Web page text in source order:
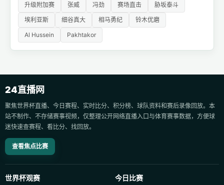
升级附加赛
张威 冯劲 赛场直击
胁坂泰斗
埃利亚斯
细谷真大 相马勇纪
铃木优磨
Al Hussein
Pakhtakor
24直播网
聚焦世界杯直播、今日赛程、实时比分、积分榜、球队资料和赛后录像回放。本
站不制作、不存储赛事视频，仅整理公开网络直播入口与体育赛事数据，方便球
迷快速查赛程、看比分、找回放。
查看焦点比赛
世界杯观赛 今日比赛